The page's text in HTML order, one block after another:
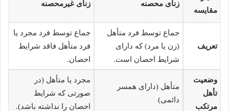
مقایسه
زنای محصنه زنای غیرمحصنه
تعریف
جماع توسط فرد متأهل
(زن یا مرد) که دارای
شرایط احصان است.
جماع توسط فرد مجرد یا
فرد متأهل فاقد شرایط
احصان.
وضعیت
تأهل
مرتکب
متأهل (دارای همسر
دائمی)
مجرد یا متأهل (در
صورتی که شرایط
احصان را نداشته باشد).